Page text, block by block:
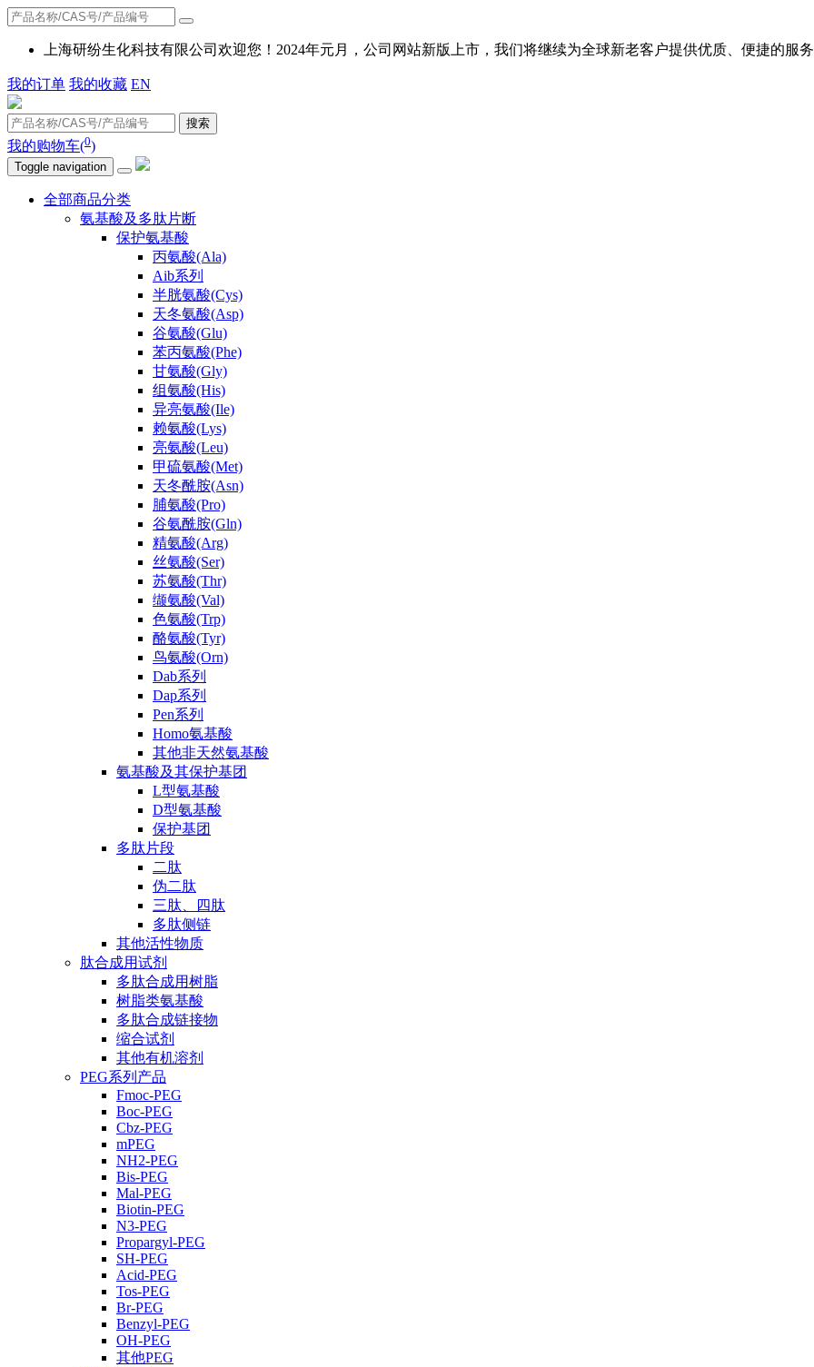
上海研纷生化科技有限公司欢迎您！2024年元月，公司网站新版上市，我们将继续为全球新老客户提供优质、便捷的服务
我的订单 我的收藏 EN
搜索
我的购物车(0)
Toggle navigation
全部商品分类
氨基酸及多肽片断
保护氨基酸
丙氨酸(Ala)
Aib系列
半胱氨酸(Cys)
天冬氨酸(Asp)
谷氨酸(Glu)
苯丙氨酸(Phe)
甘氨酸(Gly)
组氨酸(His)
异亮氨酸(Ile)
赖氨酸(Lys)
亮氨酸(Leu)
甲硫氨酸(Met)
天冬酰胺(Asn)
脯氨酸(Pro)
谷氨酰胺(Gln)
精氨酸(Arg)
丝氨酸(Ser)
苏氨酸(Thr)
缬氨酸(Val)
色氨酸(Trp)
酪氨酸(Tyr)
鸟氨酸(Orn)
Dab系列
Dap系列
Pen系列
Homo氨基酸
其他非天然氨基酸
氨基酸及其保护基团
L型氨基酸
D型氨基酸
保护基团
多肽片段
二肽
伪二肽
三肽、四肽
多肽侧链
其他活性物质
肽合成用试剂
多肽合成用树脂
树脂类氨基酸
多肽合成链接物
缩合试剂
其他有机溶剂
PEG系列产品
Fmoc-PEG
Boc-PEG
Cbz-PEG
mPEG
NH2-PEG
Bis-PEG
Mal-PEG
Biotin-PEG
N3-PEG
Propargyl-PEG
SH-PEG
Acid-PEG
Tos-PEG
Br-PEG
Benzyl-PEG
OH-PEG
其他PEG